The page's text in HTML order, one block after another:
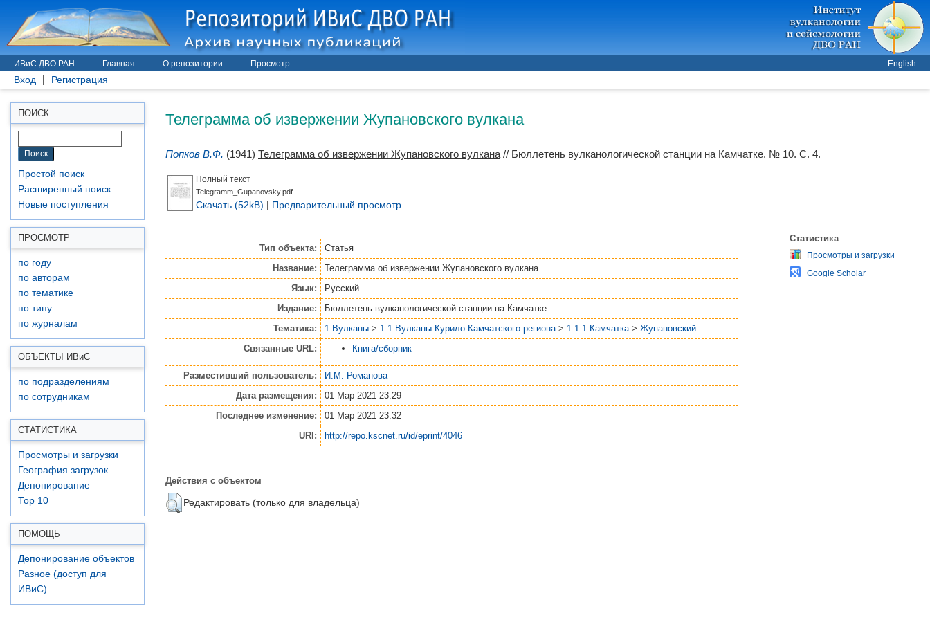
ИВиС ДВО РАН Главная О репозитории Просмотр English
Вход Регистрация
ПОИСК
Простой поиск
Расширенный поиск
Новые поступления
ПРОСМОТР
по году
по авторам
по тематике
по типу
по журналам
ОБЪЕКТЫ ИВиС
по подразделениям
по сотрудникам
СТАТИСТИКА
Просмотры и загрузки
География загрузок
Депонирование
Top 10
ПОМОЩЬ
Депонирование объектов
Разное (доступ для
ИВиС)
Телеграмма об извержении Жупановского вулкана
Попков В.Ф. (1941) Телеграмма об извержении Жупановского вулкана // Бюллетень вулканологической станции на Камчатке. № 10. С. 4.
Полный текст
Telegramm_Gupanovsky.pdf
Скачать (52kB) | Предварительный просмотр
Тип объекта:
Статья
Название:
Телеграмма об извержении Жупановского вулкана
Язык:
Русский
Издание:
Бюллетень вулканологической станции на Камчатке
Тематика:
1 Вулканы > 1.1 Вулканы Курило-Камчатского региона > 1.1.1 Камчатка > Жупановский
Связанные URL:
Книга/сборник
Разместивший пользователь:
И.М. Романова
Дата размещения:
01 Мар 2021 23:29
Последнее изменение:
01 Мар 2021 23:32
URI:
http://repo.kscnet.ru/id/eprint/4046
Действия с объектом
Редактировать (только для владельца)
Статистика
Просмотры и загрузки
Google Scholar